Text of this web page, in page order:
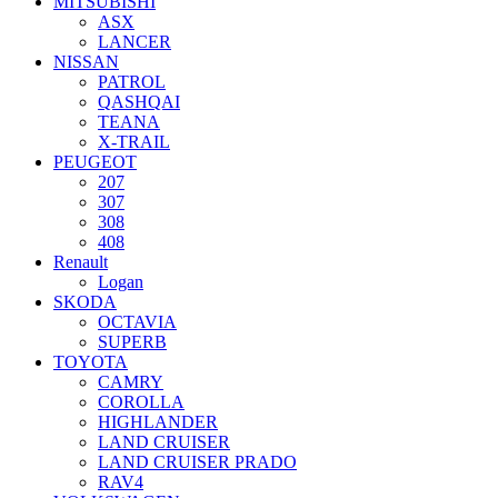
ASX
LANCER
NISSAN
PATROL
QASHQAI
TEANA
X-TRAIL
PEUGEOT
207
307
308
408
Renault
Logan
SKODA
OCTAVIA
SUPERB
TOYOTA
CAMRY
COROLLA
HIGHLANDER
LAND CRUISER
LAND CRUISER PRADO
RAV4